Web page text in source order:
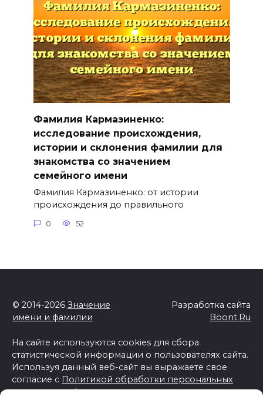
Фамилия Кармазиненко:
исследование происхождения,
истории и склонения фамилии для
знакомства со значением
семейного имени
Фамилия Кармазиненко: от истории
происхождения до правильного
0 52
© 2014-2026 Значение
имени и фамилии
Разработка сайта
Boont.Ru
На сайте используются cookies для сбора
статистической информации о пользователях сайта.
Используя данный веб-сайт вы выражаете свое
согласие с Политикой обработки персональных
данных и конфиденциальности